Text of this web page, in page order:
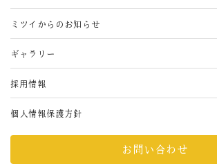
ミツイからのお知らせ
ギャラリー
採用情報
個人情報保護方針
お問い合わせ